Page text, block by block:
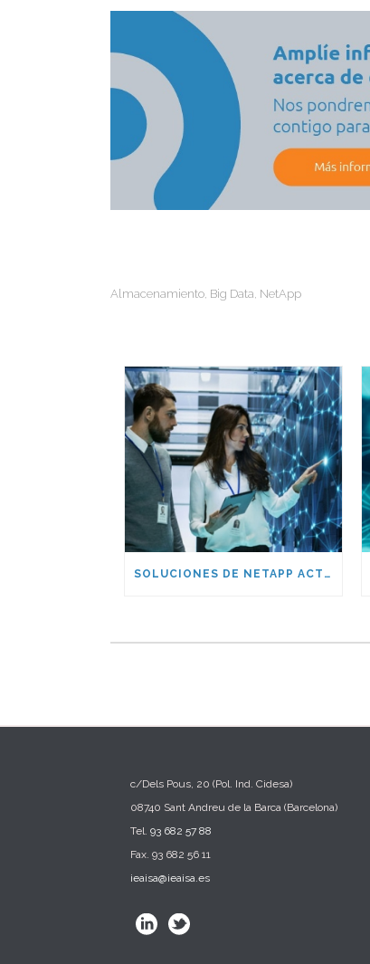
Almacenamiento Big Data NetApp
SOLUCIONES DE NETAPP ACTUALES Y FUTURAS
c/Dels Pous, 20 (Pol. Ind. Cidesa)
08740 Sant Andreu de la Barca (Barcelona)
Tel. 93 682 57 88
Fax. 93 682 56 11
ieaisa@ieaisa.es